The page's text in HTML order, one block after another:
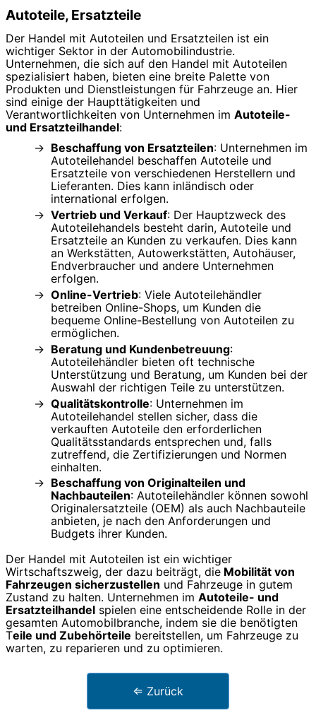
Autoteile, Ersatzteile
Der Handel mit Autoteilen und Ersatzteilen ist ein
wichtiger Sektor in der Automobilindustrie.
Unternehmen, die sich auf den Handel mit Autoteilen
spezialisiert haben, bieten eine breite Palette von
Produkten und Dienstleistungen für Fahrzeuge an. Hier
sind einige der Haupttätigkeiten und
Verantwortlichkeiten von Unternehmen im Autoteile-
und Ersatzteilhandel:
Beschaffung von Ersatzteilen: Unternehmen im
Autoteilehandel beschaffen Autoteile und
Ersatzteile von verschiedenen Herstellern und
Lieferanten. Dies kann inländisch oder
international erfolgen.
Vertrieb und Verkauf: Der Hauptzweck des
Autoteilehandels besteht darin, Autoteile und
Ersatzteile an Kunden zu verkaufen. Dies kann
an Werkstätten, Autowerkstätten, Autohäuser,
Endverbraucher und andere Unternehmen
erfolgen.
Online-Vertrieb: Viele Autoteilehändler
betreiben Online-Shops, um Kunden die
bequeme Online-Bestellung von Autoteilen zu
ermöglichen.
Beratung und Kundenbetreuung:
Autoteilehändler bieten oft technische
Unterstützung und Beratung, um Kunden bei der
Auswahl der richtigen Teile zu unterstützen.
Qualitätskontrolle: Unternehmen im
Autoteilehandel stellen sicher, dass die
verkauften Autoteile den erforderlichen
Qualitätsstandards entsprechen und, falls
zutreffend, die Zertifizierungen und Normen
einhalten.
Beschaffung von Originalteilen und
Nachbauteilen: Autoteilehändler können sowohl
Originalersatzteile (OEM) als auch Nachbauteile
anbieten, je nach den Anforderungen und
Budgets ihrer Kunden.
Der Handel mit Autoteilen ist ein wichtiger
Wirtschaftszweig, der dazu beiträgt, die Mobilität von
Fahrzeugen sicherzustellen und Fahrzeuge in gutem
Zustand zu halten. Unternehmen im Autoteile- und
Ersatzteilhandel spielen eine entscheidende Rolle in der
gesamten Automobilbranche, indem sie die benötigten
Teile und Zubehörteile bereitstellen, um Fahrzeuge zu
warten, zu reparieren und zu optimieren.
⇐ Zurück